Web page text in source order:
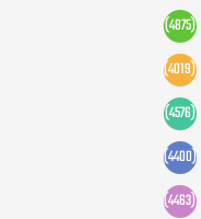
(4875)
(4019)
(4576)
(4400)
(4463)